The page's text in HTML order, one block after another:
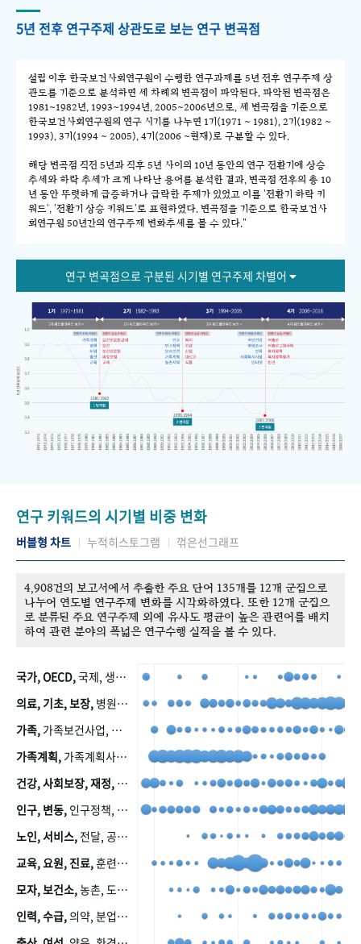
5년 전후 연구주제 상관도로 보는 연구 변곡점
설립 이후 한국보건사회연구원이 수행한 연구과제를 5년 전후 연구주제 상
관도를 기준으로 분석하면 세 차례의 변곡점이 파악된다. 파악된 변곡점은
1981~1982년, 1993~1994년, 2005~2006년으로, 세 변곡점을 기준으로
한국보건사회연구원의 연구 시기를 나누면 1기(1971 ~ 1981), 2기(1982 ~
1993), 3기(1994 ~ 2005), 4기(2006 ~현재)로 구분할 수 있다.
해당 변곡점 직전 5년과 직후 5년 사이의 10년 동안의 연구 전환기에 상승
추세와 하락 추세가 크게 나타난 용어를 분석한 결과, 변곡점 전후의 총 10
년 동안 뚜렷하게 급증하거나 급락한 주제가 있었고 이를 '전환기 하락 키
워드', '전환기 상승 키워드'로 표현하였다. 변곡점을 기준으로 한국보건사
회연구원 50년간의 연구주제 변화추세를 볼 수 있다."
연구 변곡점으로 구분된 시기별 연구주제 차별어
연구 키워드의 시기별 비중 변화
버블형 차트 누적히스토그램 꺾은선그래프
4,908건의 보고서에서 추출한 주요 단어 135개를 12개 군집으로
나누어 연도별 연구주제 변화를 시각화하였다. 또한 12개 군집으
로 분류된 주요 연구주제 외에 유사도 평균이 높은 관련어를 배치
하여 관련 분야의 폭넓은 연구수행 실적을 볼 수 있다.
국가, OECD,국제, 생산, 아시아, 태평양, 태평양지역, 참가
의료, 기초, 보장, 병원, 가정, 연금, 연계, 공적, 일본, 생활, 국민기초생활보장제도, 국민연금, 기금, 저소득층, 근로, 자활, 급여, 환자, 의료비, 모니터링, 한국복지패널, 소득, 지표, 빈곤, 노후, 장애인
가족, 가족보건사업, 산업, 친화, 전국, 출산력
가족계획, 가족계획사업, 가족계획사업평가, 한국가족계획사업, 피임, 보급, 부인, 자궁, 피임약
건강, 사회보장, 재정,
인구, 변동, 인구정책, 저출산, 고령사회, 고령화, 이동, 남북한, 지방자치단체, 컨설팅, 복지정책평가, 집, 사회개발
노인, 서비스, 전달, 공공, 보육, 수요, 공급, 사회서비스, 데이터, 보호, 요양, 아동, 예방, 청소년, 효율, 자원
교육, 요원, 진료,훈련, 보건요원, 마을, 마을건강사업, 보조원, 진료원, 보건진료원, 보건진료원교재
모자, 보건소,농촌, 도시, 금연, 농촌지역, 모자보건사업
인력, 수급,의약, 분업, 식품, 의약품, 의사, 안전